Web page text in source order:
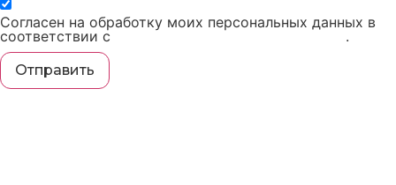
Согласен на обработку моих персональных данных в
соответствии с
политикой конфиденциальности .
Отправить